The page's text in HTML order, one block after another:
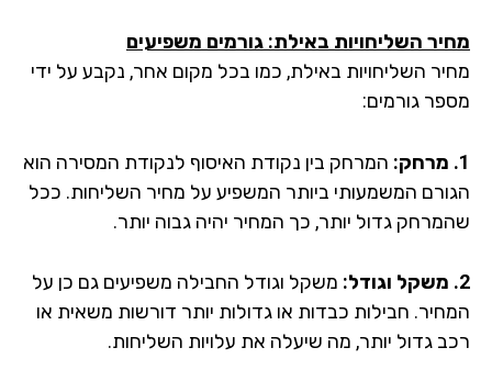
השליחויות באילת: גורמים משפיעים
השליחויות באילת, כמו בכל מקום אחר, נקבע על ידי
גורמים:
המרחק בין נקודת האיסוף לנקודת המסירה הוא
המשמעותי ביותר המשפיע על מחיר השליחות. ככל
גדול יותר, כך המחיר יהיה גבוה יותר.
משקל וגודל החבילה משפיעים גם כן על
חבילות כבדות או גדולות יותר דורשות משאית או
גדול יותר, מה שיעלה את עלויות השליחות.